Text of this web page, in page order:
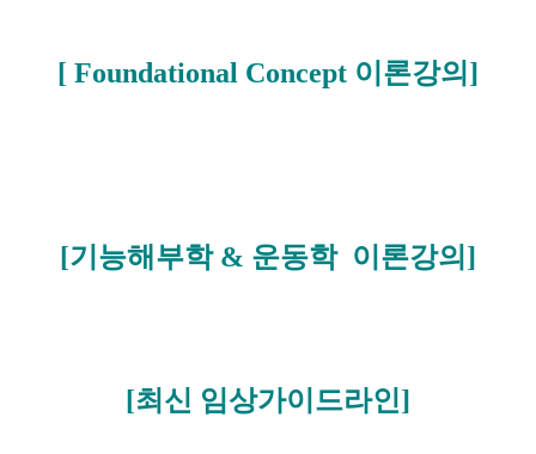
[ Foundational Concept 이론강의]
[기능해부학 & 운동학 이론강의]
[최신 임상가이드라인]